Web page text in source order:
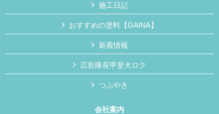
施工日記
おすすめの塗料【GAINA】
新着情報
広告隊長甲斐犬ロク
つぶやき
会社案内